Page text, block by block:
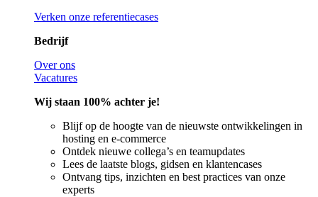
Verken onze referentiecases
Bedrijf
Over ons
Vacatures
Wij staan 100% achter je!
Blijf op de hoogte van de nieuwste ontwikkelingen in
hosting en e-commerce
Ontdek nieuwe collega’s en teamupdates
Lees de laatste blogs, gidsen en klantencases
Ontvang tips, inzichten en best practices van onze
experts